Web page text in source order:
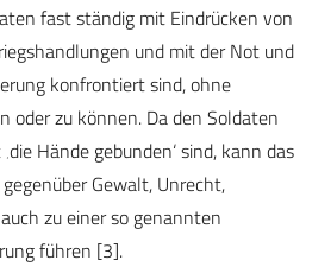
fast ständig mit Eindrücken von
und mit der Not und
konfrontiert sind, ohne
oder zu können. Da den Soldaten
Hände gebunden‘ sind, kann das
Gewalt, Unrecht,
zu einer so genannten
führen [3].